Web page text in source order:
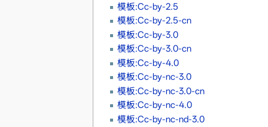
模板:Cc-by-2.5
模板:Cc-by-2.5-cn
模板:Cc-by-3.0
模板:Cc-by-3.0-cn
模板:Cc-by-4.0
模板:Cc-by-nc-3.0
模板:Cc-by-nc-3.0-cn
模板:Cc-by-nc-4.0
模板:Cc-by-nc-nd-3.0